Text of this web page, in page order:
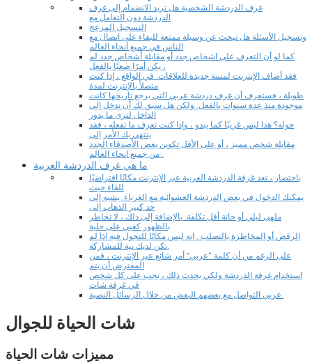
غرف الدردشة الشخصية هل تريد الانضمام إلى غرف
الدردشة دون التعامل مع
التسجيل المزعج
وتسجيل الأسئلة هل تبحث عن وسيلة ممتعة للبقاء على اتصال مع
الناس في جميع أنحاء العالم
كما لو أن التعرف على اشخاص جدد أو مقابلة أشخاص جدد لم
يكن أمرًا صعبًا بالفعل ،
فقد أضاف الإنترنت لمسة جديدة للعلاقات. في الواقع ، إذا كنت
متصلاً بالإنترنت لمدة
طويلة ، فستعرف أن غرف دردشة عربي التي يرجع تاريخها كانت
موجودة منذ عدة سنوات بالفعل. ولكن هل سبق لك أن تدخل إلى
الداخل لترى ما يدور
حوله؟ هذا ليس غريبًا كما يبدو ، وإذا كنت تعرف ما تفعله ، فقد
ينتهي بك الأمر إلى
مقابلة شخص مميز ، أو على الأقل تكوين بعض الأصدقاء الجدد
من جميع انحاء العالم .
ما هي غرف الدردشة العربية
باختصار ، تعد غرفة الدردشة العربية عبر الإنترنت مكانًا افتراضيًا
للقاء حيث
يمكنك الدخول في بعض الدردشة العشوائية مع الغرباء. يشبه إلى
حد كبير الذهاب إلى
ملهى ليلي أو حانة أقل تكلفة. بالإضافة إلى ذلك ، لا تخاطر
بالظهور كغبي على حلبة
الرقص أو المخاطرة بالتصلب . إنه ليس مكانًا للتجول فيه إذا لم
تكن لديك نية للمشاركة.
على الرغم من أن كلمة “عربي” أمر شائع عبر الإنترنت ، فمن
المفترض أن يتم
استخدام غرفة الدردشة ولكي يحدث ذلك ، يجب على كل شخص
في غرفة شات
عربي التواصل مع بعضهم البعض من خلال الرسائل النصية.
شات الحياة للجوال
مميزات شات الحياة